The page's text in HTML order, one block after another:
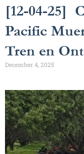
[12-04-25]
Pacific
Tren en
December 4, 2025